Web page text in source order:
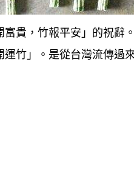
富貴，竹報平安」的祝辭
運竹」。是從台灣流傳過